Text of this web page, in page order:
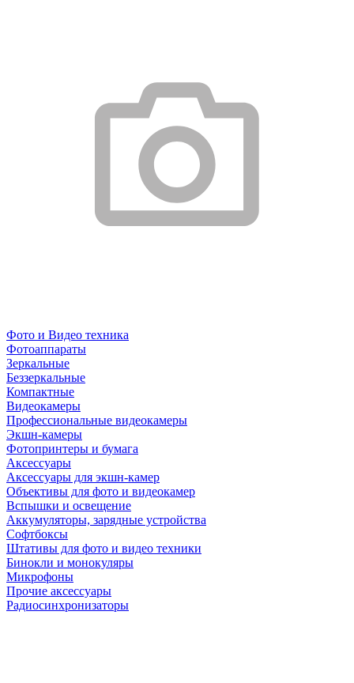
Фото и Видео техника
Фотоаппараты
Зеркальные
Беззеркальные
Компактные
Видеокамеры
Профессиональные видеокамеры
Экшн-камеры
Фотопринтеры и бумага
Аксессуары
Аксессуары для экшн-камер
Объективы для фото и видеокамер
Вспышки и освещение
Аккумуляторы, зарядные устройства
Софтбоксы
Штативы для фото и видео техники
Бинокли и монокуляры
Микрофоны
Прочие аксессуары
Радиосинхронизаторы